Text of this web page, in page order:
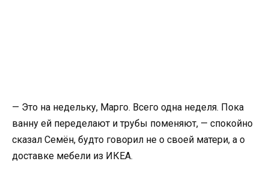
— Это на недельку, Марго. Всего одна неделя. Пока
ванну ей переделают и трубы поменяют, — спокойно
сказал Семён, будто говорил не о своей матери, а о
доставке мебели из ИКЕА.